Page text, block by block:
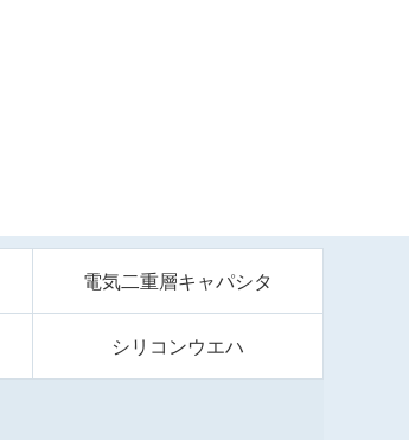
電気二重層キャパシタ
シリコンウエハ